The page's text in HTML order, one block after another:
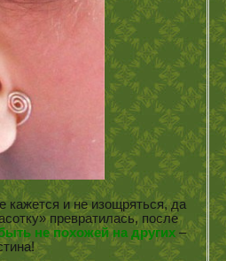
кажется и не изощряться, да
превратилась, после
не похожей на других –